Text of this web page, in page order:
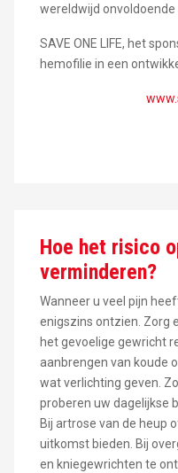
wereldwijd onvoldoende
SAVE ONE LIFE, het
hemofilie in een
Hoe het risico
verminderen?
Wanneer u veel pijn
enigszins ontzien. Zorg
het gevoelige gewricht
aanbrengen van koude
wat verlichting geven.
proberen uw dagelijkse
Bij artrose van de heup
uitkomst bieden. Bij
en kniegewrichten te